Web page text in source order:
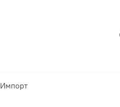
Импорт